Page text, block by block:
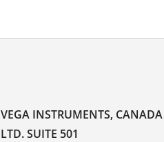
VEGA INSTRUMENTS, CANADA
LTD. SUITE 501